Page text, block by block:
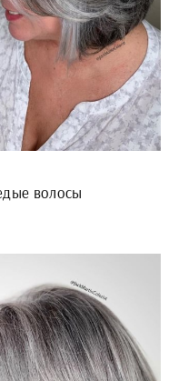
волосы